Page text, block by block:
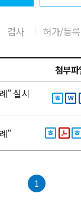
검사 허가/등록
첨부파
” 실시
”
1